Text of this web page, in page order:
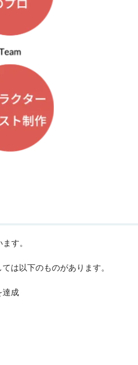
す。
は以下のものがあります。
達成